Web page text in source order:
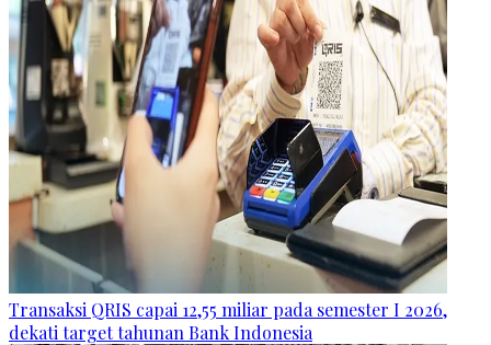
Transaksi QRIS capai 12,55 miliar pada semester I 2026,
dekati target tahunan Bank Indonesia